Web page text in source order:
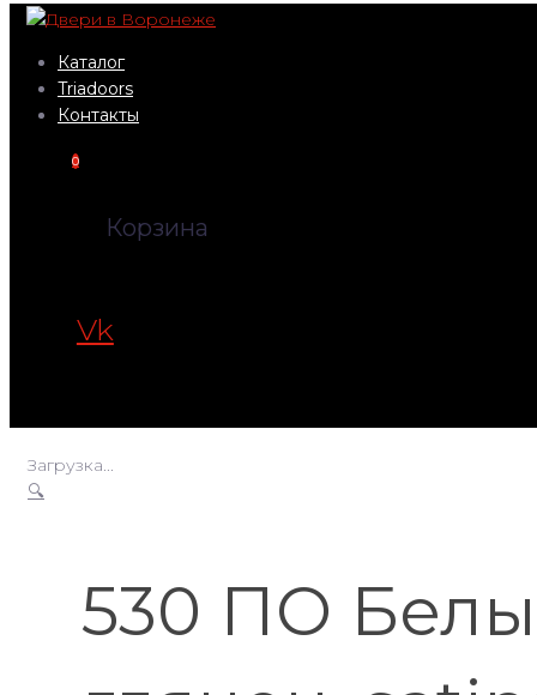
Перейти
контентуКаталог
Triadoors
Контакты
0
Корзина
Vk
Загрузка...
🔍
530 ПО